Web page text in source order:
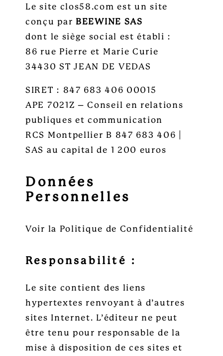
Le site clos58.com est un site
conçu par BEEWINE SAS
dont le siège social est établi :
86 rue Pierre et Marie Curie
34430 ST JEAN DE VEDAS
SIRET : 847 683 406 00015
APE 7021Z – Conseil en relations
publiques et communication
RCS Montpellier B 847 683 406 |
SAS au capital de 1 200 euros
Données
Personnelles
Voir la Politique de Confidentialité
Responsabilité :
Le site contient des liens
hypertextes renvoyant à d’autres
sites Internet. L’éditeur ne peut
être tenu pour responsable de la
mise à disposition de ces sites et